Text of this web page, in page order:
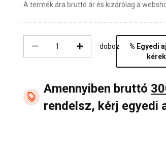
A termék ára bruttó ár és kizárólag a
doboz
% Egyedi
Amennyiben bruttó
rendelsz, kérj egyedi